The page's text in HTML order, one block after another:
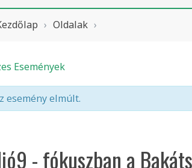
› Oldalak ›
Események
esemény elmúlt.
- fókuszban a